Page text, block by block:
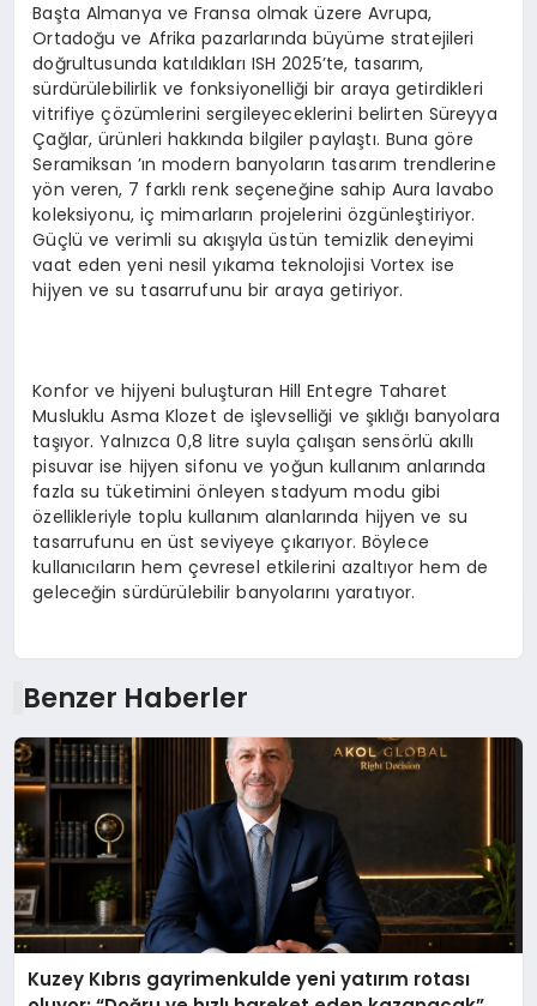
Başta Almanya ve Fransa olmak üzere Avrupa,
Ortadoğu ve Afrika pazarlarında büyüme stratejileri
doğrultusunda katıldıkları ISH 2025’te, tasarım,
sürdürülebilirlik ve fonksiyonelliği bir araya getirdikleri
vitrifiye çözümlerini sergileyeceklerini belirten Süreyya
Çağlar, ürünleri hakkında bilgiler paylaştı. Buna göre
Seramiksan ’ın modern banyoların tasarım trendlerine
yön veren, 7 farklı renk seçeneğine sahip Aura lavabo
koleksiyonu, iç mimarların projelerini özgünleştiriyor.
Güçlü ve verimli su akışıyla üstün temizlik deneyimi
vaat eden yeni nesil yıkama teknolojisi Vortex ise
hijyen ve su tasarrufunu bir araya getiriyor.
Konfor ve hijyeni buluşturan Hill Entegre Taharet
Musluklu Asma Klozet de işlevselliği ve şıklığı banyolara
taşıyor. Yalnızca 0,8 litre suyla çalışan sensörlü akıllı
pisuvar ise hijyen sifonu ve yoğun kullanım anlarında
fazla su tüketimini önleyen stadyum modu gibi
özellikleriyle toplu kullanım alanlarında hijyen ve su
tasarrufunu en üst seviyeye çıkarıyor. Böylece
kullanıcıların hem çevresel etkilerini azaltıyor hem de
geleceğin sürdürülebilir banyolarını yaratıyor.
Benzer Haberler
Kuzey Kıbrıs gayrimenkulde yeni yatırım rotası